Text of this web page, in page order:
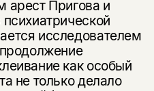
арест Пригова и
исследователем
как особый
не только делало